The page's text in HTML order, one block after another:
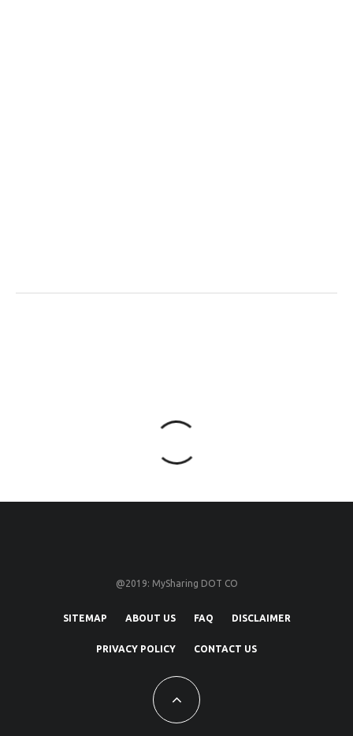
@2019: MySharing DOT CO
SITEMAP ABOUT US FAQ DISCLAIMER
PRIVACY POLICY CONTACT US